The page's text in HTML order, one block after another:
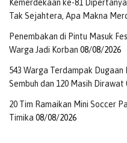
Kemerdekaan ke-81
Tak Sejahtera, Apa Makna
Penembakan di Pintu Masuk
Warga Jadi Korban 08/08/2026
543 Warga Terdampak Dugaan
Sembuh dan 120 Masih Dirawat
20 Tim Ramaikan Mini Soccer
Timika 08/08/2026